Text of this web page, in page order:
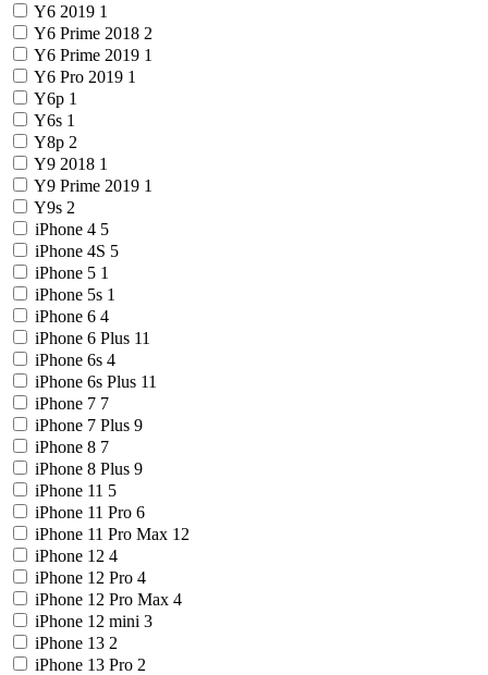
Y6 2019 1
Y6 Prime 2018 2
Y6 Prime 2019 1
Y6 Pro 2019 1
Y6p 1
Y6s 1
Y8p 2
Y9 2018 1
Y9 Prime 2019 1
Y9s 2
iPhone 4 5
iPhone 4S 5
iPhone 5 1
iPhone 5s 1
iPhone 6 4
iPhone 6 Plus 11
iPhone 6s 4
iPhone 6s Plus 11
iPhone 7 7
iPhone 7 Plus 9
iPhone 8 7
iPhone 8 Plus 9
iPhone 11 5
iPhone 11 Pro 6
iPhone 11 Pro Max 12
iPhone 12 4
iPhone 12 Pro 4
iPhone 12 Pro Max 4
iPhone 12 mini 3
iPhone 13 2
iPhone 13 Pro 2